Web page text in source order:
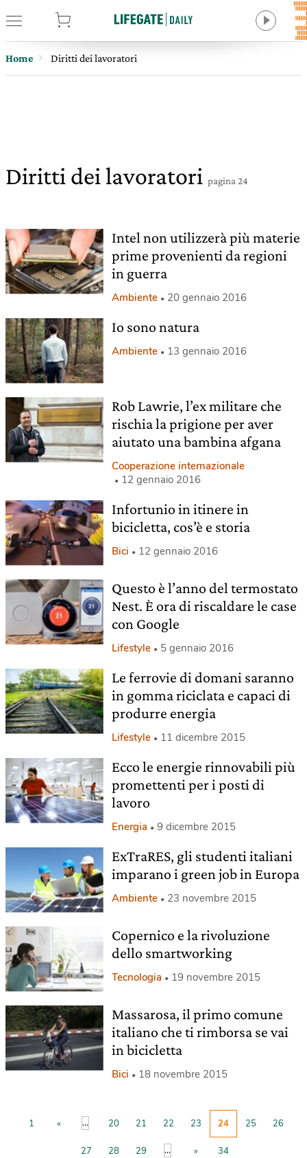
Home Diritti dei lavoratori
Diritti dei lavoratori pagina 24
Intel non utilizzerà più materie
prime provenienti da regioni
in guerra
Ambiente 20 gennaio 2016
Io sono natura
Ambiente 13 gennaio 2016
Rob Lawrie, l’ex militare che
rischia la prigione per aver
aiutato una bambina afgana
Cooperazione internazionale
12 gennaio 2016
Infortunio in itinere in
bicicletta, cos’è e storia
Bici 12 gennaio 2016
Questo è l’anno del termostato
Nest. È ora di riscaldare le case
con Google
Lifestyle 5 gennaio 2016
Le ferrovie di domani saranno
in gomma riciclata e capaci di
produrre energia
Lifestyle 11 dicembre 2015
Ecco le energie rinnovabili più
promettenti per i posti di
lavoro
Energia 9 dicembre 2015
ExTraRES, gli studenti italiani
imparano i green job in Europa
Ambiente 23 novembre 2015
Copernico e la rivoluzione
dello smartworking
Tecnologia 19 novembre 2015
Massarosa, il primo comune
italiano che ti rimborsa se vai
in bicicletta
Bici 18 novembre 2015
1 « ... 20 21 22 23 24 25 26
27 28 29 ... » 34